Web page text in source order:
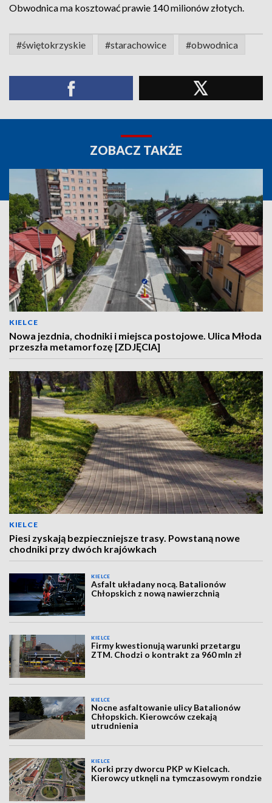
Obwodnica ma kosztować prawie 140 milionów złotych.
#świętokrzyskie #starachowice #obwodnica
ZOBACZ TAKŻE
KIELCE
Nowa jezdnia, chodniki i miejsca postojowe. Ulica Młoda
przeszła metamorfozę [ZDJĘCIA]
KIELCE
Piesi zyskają bezpieczniejsze trasy. Powstaną nowe
chodniki przy dwóch krajówkach
KIELCE
Asfalt układany nocą. Batalionów
Chłopskich z nową nawierzchnią
KIELCE
Firmy kwestionują warunki przetargu
ZTM. Chodzi o kontrakt za 960 mln zł
KIELCE
Nocne asfaltowanie ulicy Batalionów
Chłopskich. Kierowców czekają
utrudnienia
KIELCE
Korki przy dworcu PKP w Kielcach.
Kierowcy utknęli na tymczasowym rondzie